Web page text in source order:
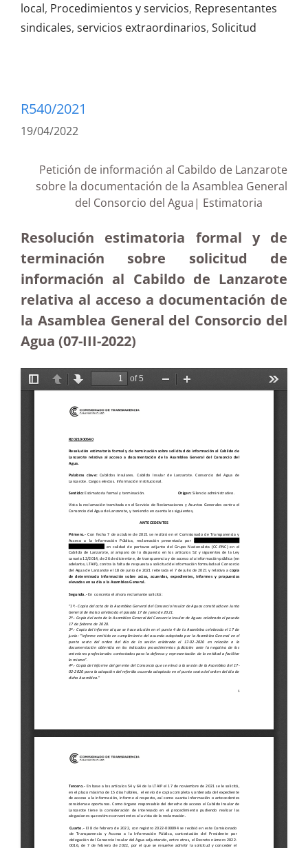
local, Procedimientos y servicios, Representantes
sindicales, servicios extraordinarios, Solicitud
R540/2021
19/04/2022
Petición de información al Cabildo de Lanzarote
sobre la documentación de la Asamblea General
del Consorcio del Agua| Estimatoria
Resolución estimatoria formal y de
terminación sobre solicitud de
información al Cabildo de Lanzarote
relativa al acceso a documentación de
la Asamblea General del Consorcio del
Agua (07-III-2022)